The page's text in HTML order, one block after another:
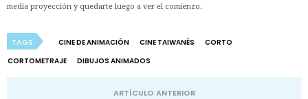
media proyección y quedarte luego a ver el comienzo.
TAGS CINE DE ANIMACIÓN CINE TAIWANÉS
CORTO
CORTOMETRAJE
DIBUJOS ANIMADOS
ARTÍCULO ANTERIOR